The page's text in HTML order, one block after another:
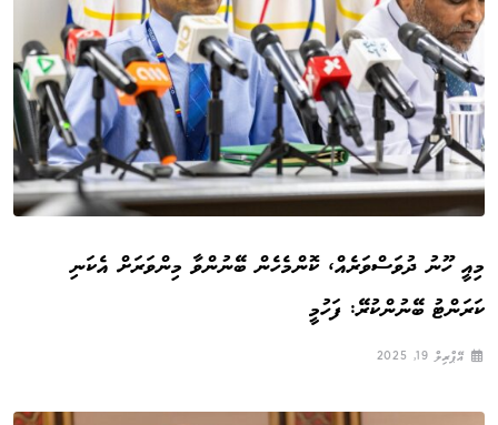
މިއީ ހޫނު ދުވަސްވަރެއް، ކޮންމެހެން ބޭނުންވާ މިންވަރަށް އެކަނި
ކަރަންޓު ބޭނުންކުރޭ: ފަހުމީ
އޭޕްރިލް 19, 2025